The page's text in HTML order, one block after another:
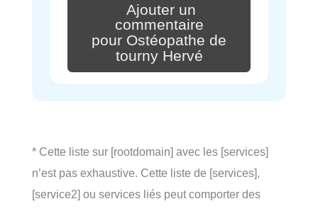
Ajouter un
commentaire
pour Ostéopathe de
tourny Hervé
* Cette liste sur [rootdomain] avec les [services]
n’est pas exhaustive. Cette liste de [services],
[service2] ou services liés peut comporter des